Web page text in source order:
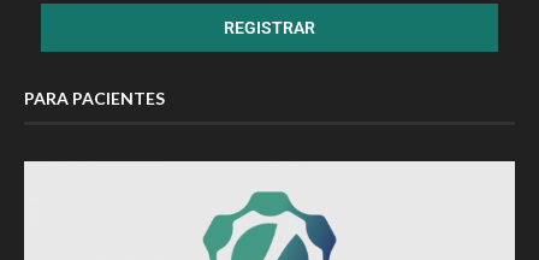
PARA PACIENTES